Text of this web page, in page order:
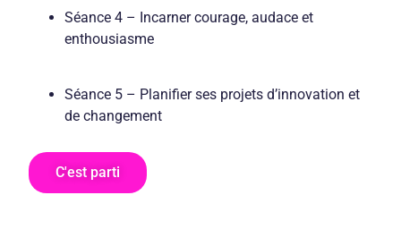
Séance 4 – Incarner courage, audace et
enthousiasme
Séance 5 – Planifier ses projets d’innovation et
de changement
C'est parti